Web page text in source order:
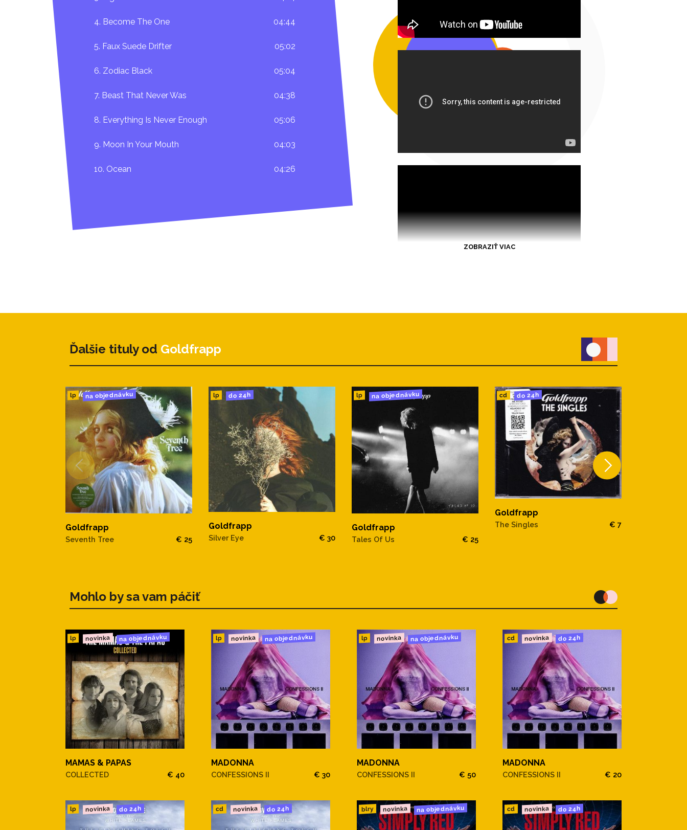
4. Become The One 04:44
5. Faux Suede Drifter 05:02
6. Zodiac Black 05:04
7. Beast That Never Was 04:38
8. Everything Is Never Enough 05:06
9. Moon In Your Mouth 04:03
10. Ocean 04:26
ZOBRAZIŤ VIAC
Ďalšie tituly od Goldfrapp
lp na objednávku
Goldfrapp
Seventh Tree € 25
lp do 24h
Goldfrapp
Silver Eye € 30
lp na objednávku
Goldfrapp
Tales Of Us € 25
cd do 24h
Goldfrapp
The Singles € 7
Mohlo by sa vam páčiť
lp novinka na objednávku
MAMAS & PAPAS
COLLECTED € 40
lp novinka na objednávku
MADONNA
CONFESSIONS II € 30
lp novinka na objednávku
MADONNA
CONFESSIONS II € 50
cd novinka do 24h
MADONNA
CONFESSIONS II € 20
lp novinka do 24h cd novinka do 24h blry novinka na objednávku cd novinka do 24h